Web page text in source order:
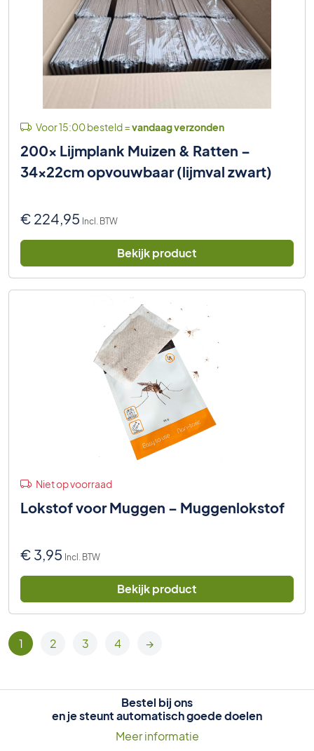
Voor 15:00 besteld =vandaag verzonden
200x Lijmplank Muizen & Ratten –
34x22cm opvouwbaar (lijmval zwart)
€ 224,95 Incl. BTW
Bekijk product
Niet op voorraad
Lokstof voor Muggen – Muggenlokstof
€ 3,95 Incl. BTW
Bekijk product
1 2 3 4 →
Bestel bij ons
en je steunt automatisch goede doelen
Meer informatie